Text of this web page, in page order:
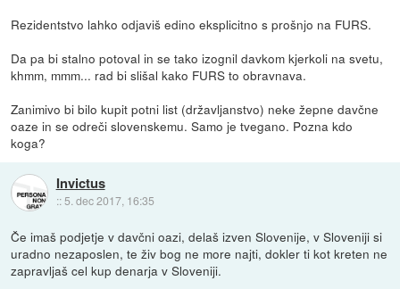
Rezidentstvo lahko odjaviš edino eksplicitno s prošnjo na FURS.
Da pa bi stalno potoval in se tako izognil davkom kjerkoli na svetu,
khmm, mmm... rad bi slišal kako FURS to obravnava.
Zanimivo bi bilo kupit potni list (državljanstvo) neke žepne davčne
oaze in se odreči slovenskemu. Samo je tvegano. Pozna kdo
koga?
Invictus
:: 5. dec 2017, 16:35
Če imaš podjetje v davčni oazi, delaš izven Slovenije, v Sloveniji si
uradno nezaposlen, te živ bog ne more najti, dokler ti kot kreten ne
zapravljaš cel kup denarja v Sloveniji.